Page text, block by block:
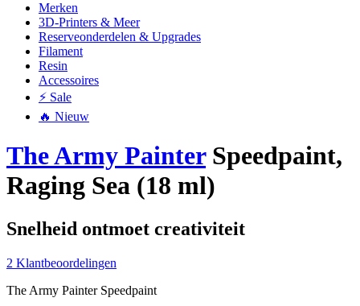
Merken
3D-Printers & Meer
Reserveonderdelen & Upgrades
Filament
Resin
Accessoires
⚡ Sale
🔥 Nieuw
The Army PainterSpeedpaint,
Raging Sea (18 ml)
Snelheid ontmoet creativiteit
2 Klantbeoordelingen
The Army Painter Speedpaint